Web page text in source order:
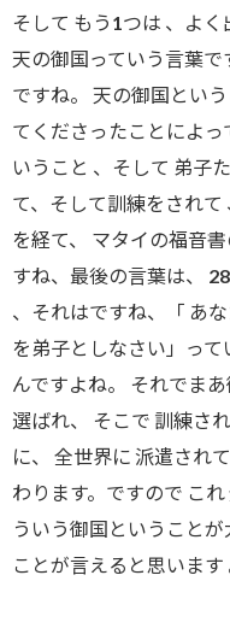
そして もう1つは 、よ
天の御国っていう言葉
ですね。 天の御国とい
てくださったことによ
いうこと 、そして 弟子
て、そして訓練をされ
を経て、 マタイの福音
すね、最後の言葉は、
、それはですね、「 あ
を弟子としなさい」っ
んですよね。 それでま
選ばれ、 そこで 訓練さ
に、 全世界に 派遣され
わります。ですので こ
ういう御国ということ
ことが言えると思います